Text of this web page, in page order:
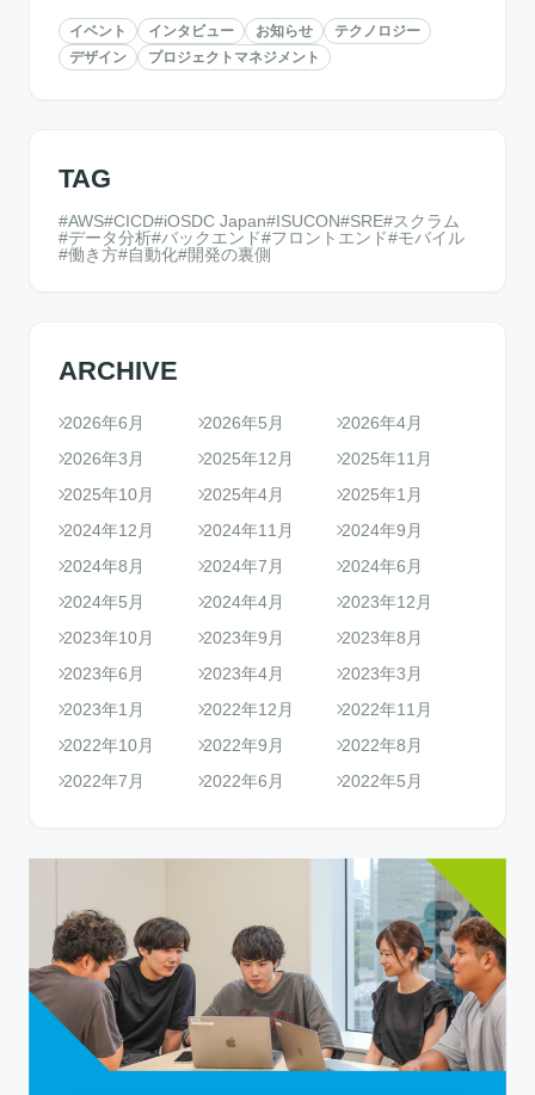
イベント インタビュー お知らせ
テクノロジー
デザイン
プロジェクトマネジメント
TAG
AWS CICD iOSDC Japan ISUCON SRE
スクラム
データ分析 バックエンド フロントエンド
モバイル
働き方
自動化 開発の裏側
ARCHIVE
2026年6月 2026年5月
2026年4月
2026年3月
2025年12月
2025年11月
2025年10月
2025年4月
2025年1月
2024年12月
2024年11月
2024年9月
2024年8月
2024年7月
2024年6月
2024年5月
2024年4月
2023年12月
2023年10月
2023年9月
2023年8月
2023年6月
2023年4月
2023年3月
2023年1月
2022年12月
2022年11月
2022年10月
2022年9月
2022年8月
2022年7月
2022年6月 2022年5月